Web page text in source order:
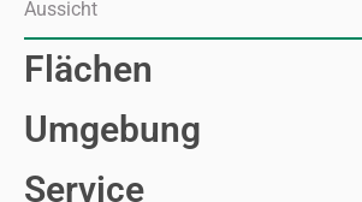
Aussicht
Flächen
Umgebung
Service